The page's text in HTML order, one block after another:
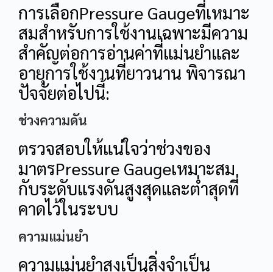
การเลือกPressure Gaugeที่เหมาะ
สมสำหรับการใช้งานเฉพาะมีความ
สำคัญต่อการอ่านค่าที่แม่นยำและ
อายุการใช้งานที่ยาวนาน พิจารณา
ปัจจัยต่อไปนี้:
ช่วงความดัน
ตรวจสอบให้แน่ใจว่าช่วงของ
มาตรPressure Gaugeเหมาะสม
กับระดับแรงดันสูงสุดและต่ำสุดที่
คาดไว้ในระบบ
ความแม่นยำ
ความแม่นยำสูงเป็นสิ่งจำเป็น